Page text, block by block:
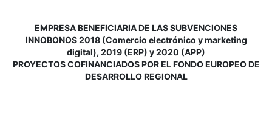
EMPRESA BENEFICIARIA DE LAS SUBVENCIONES
INNOBONOS 2018 (Comercio electrónico y marketing
digital), 2019 (ERP) y 2020 (APP)
PROYECTOS COFINANCIADOS POR EL FONDO EUROPEO DE
DESARROLLO REGIONAL